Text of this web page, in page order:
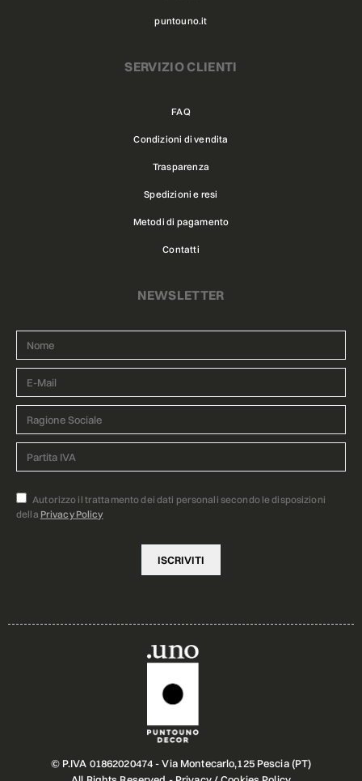
puntouno.it
SERVIZIO CLIENTI
FAQ
Condizioni di vendita
Trasparenza
Spedizioni e resi
Metodi di pagamento
Contatti
NEWSLETTER
Autorizzo il trattamento dei dati personali secondo le disposizioni
della Privacy Policy
© P.IVA 01862020474 - Via Montecarlo,125 Pescia (PT)